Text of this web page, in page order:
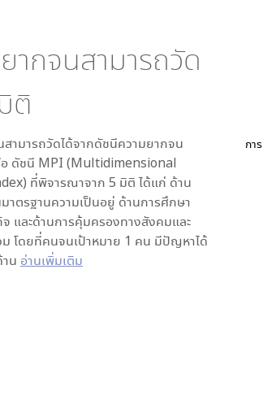
ากจนสามารถวัด
ติ
ามารถวัดได้จากดัชนีความยากจน
ดัชนี MPI (Multidimensional
ที่พิจารณาจาก 5 มิติ ได้แก่ ด้าน
าตรฐานความเป็นอยู่ ด้านการศึกษา
และด้านการคุ้มครองทางสังคมและ
ม โดยที่คนจนเป้าหมาย 1 คน มีปัญหาได้
น อ่านเพิ่มเติม
กา